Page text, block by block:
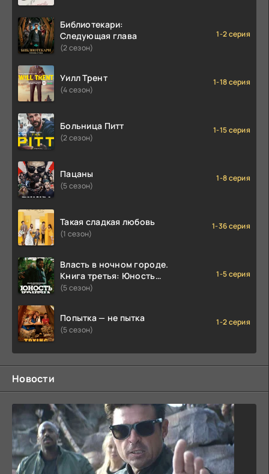
Библиотекари:
Следующая глава
(2 сезон)
1-2 серия
Уилл Трент
(4 сезон)
1-18 серия
Больница Питт
(2 сезон)
1-15 серия
Пацаны
(5 сезон)
1-8 серия
Такая сладкая любовь
(1 сезон)
1-36 серия
Власть в ночном городе.
Книга третья: Юность
Кэнена
(5 сезон)
1-5 серия
Попытка — не пытка
(5 сезон)
1-2 серия
Новости